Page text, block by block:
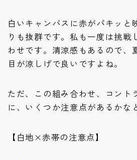
白いキャンバスに赤がパキッと
りも抜群です。私も一度は挑戦
わせです。清涼感もあるので、
目が涼しげで良いですよね。
ただ、この組み合わせ、コント
に、いくつか注意点があるかな
【白地×赤帯の注意点】